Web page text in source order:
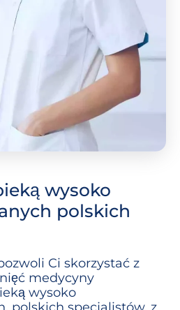
wysoko
polskich
Ci skorzystać z
medycyny
wysoko